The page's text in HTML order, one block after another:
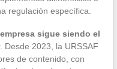
regulación específica.
sigue siendo el
Desde 2023, la URSSAF
de contenido, con